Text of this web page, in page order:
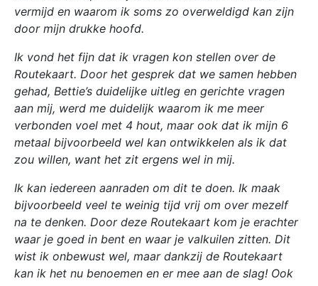
vermijd en waarom ik soms zo overweldigd kan zijn
door mijn drukke hoofd.
Ik vond het fijn dat ik vragen kon stellen over de
Routekaart. Door het gesprek dat we samen hebben
gehad, Bettie’s duidelijke uitleg en gerichte vragen
aan mij, werd me duidelijk waarom ik me meer
verbonden voel met 4 hout, maar ook dat ik mijn 6
metaal bijvoorbeeld wel kan ontwikkelen als ik dat
zou willen, want het zit ergens wel in mij.
Ik kan iedereen aanraden om dit te doen. Ik maak
bijvoorbeeld veel te weinig tijd vrij om over mezelf
na te denken. Door deze Routekaart kom je erachter
waar je goed in bent en waar je valkuilen zitten. Dit
wist ik onbewust wel, maar dankzij de Routekaart
kan ik het nu benoemen en er mee aan de slag! Ook